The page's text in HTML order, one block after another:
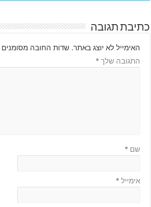
כתיבת תגובה
האימייל לא יוצג באתר. שדות החובה
התגובה שלך*
שם*
אימייל*